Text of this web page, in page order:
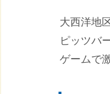
大西洋地
ピッツバ
ゲームで